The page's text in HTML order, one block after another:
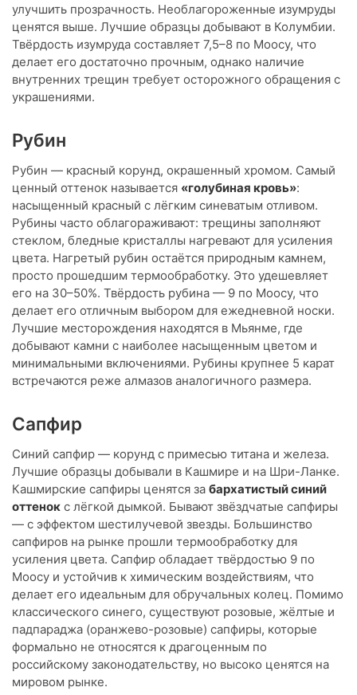
улучшить прозрачность. Необлагороженные изумруды
ценятся выше. Лучшие образцы добывают в Колумбии.
Твёрдость изумруда составляет 7,5–8 по Моосу, что
делает его достаточно прочным, однако наличие
внутренних трещин требует осторожного обращения с
украшениями.
Рубин
Рубин — красный корунд, окрашенный хромом. Самый
ценный оттенок называется «голубиная кровь»:
насыщенный красный с лёгким синеватым отливом.
Рубины часто облагораживают: трещины заполняют
стеклом, бледные кристаллы нагревают для усиления
цвета. Нагретый рубин остаётся природным камнем,
просто прошедшим термообработку. Это удешевляет
его на 30–50%. Твёрдость рубина — 9 по Моосу, что
делает его отличным выбором для ежедневной носки.
Лучшие месторождения находятся в Мьянме, где
добывают камни с наиболее насыщенным цветом и
минимальными включениями. Рубины крупнее 5 карат
встречаются реже алмазов аналогичного размера.
Сапфир
Синий сапфир — корунд с примесью титана и железа.
Лучшие образцы добывали в Кашмире и на Шри-Ланке.
Кашмирские сапфиры ценятся за бархатистый синий
оттенок с лёгкой дымкой. Бывают звёздчатые сапфиры
— с эффектом шестилучевой звезды. Большинство
сапфиров на рынке прошли термообработку для
усиления цвета. Сапфир обладает твёрдостью 9 по
Моосу и устойчив к химическим воздействиям, что
делает его идеальным для обручальных колец. Помимо
классического синего, существуют розовые, жёлтые и
падпараджа (оранжево-розовые) сапфиры, которые
формально не относятся к драгоценным по
российскому законодательству, но высоко ценятся на
мировом рынке.